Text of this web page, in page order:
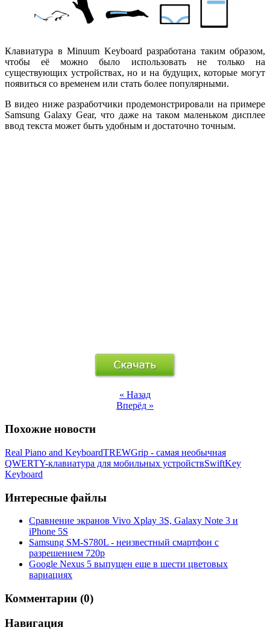
Клавиатура в Minuum Keyboard разработана таким образом,
чтобы её можно было использовать не только на
существующих устройствах, но и на будущих, которые могут
появиться со временем или стать более популярными.
В видео ниже разработчики продемонстрировали на примере
Samsung Galaxy Gear, что даже на таком маленьком дисплее
ввод текста может быть удобным и достаточно точным.
« Назад
Вперёд »
Похожие новости
Real Piano and KeyboardTREWGrip - самая необычная
QWERTY-клавиатура для мобильных устройствSwiftKey
Keyboard
Интересные файлы
Сравнение экранов Vivo Xplay 3S, Galaxy Note 3 и
iPhone 5S
Samsung SM-S780L - неизвестный смартфон с
разрешением 720p
Google Nexus 5 выпущен еще в шести цветовых
вариациях
Комментарии (0)
Навигация